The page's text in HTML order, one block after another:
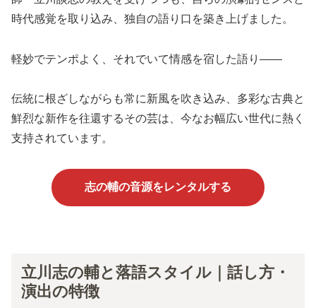
時代感覚を取り込み、独自の語り口を築き上げました。
軽妙でテンポよく、それでいて情感を宿した語り――
伝統に根ざしながらも常に新風を吹き込み、多彩な古典と
鮮烈な新作を往還するその芸は、今なお幅広い世代に熱く
支持されています。
志の輔の音源をレンタルする
立川志の輔と落語スタイル｜話し方・
演出の特徴